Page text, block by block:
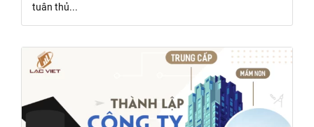
tuân thủ...